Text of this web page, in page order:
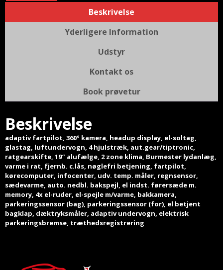
Beskrivelse
Yderligere Information
Udstyr
Kontakt os
Book prøvetur
Beskrivelse
adaptiv fartpilot, 360° kamera, headup display, el-soltag,
glastag, luftundervogn, 4 hjulstræk, aut.gear/tiptronic,
ratgearskifte, 19″ alufælge, 2 zone klima, Burmester lydanlæg,
varme i rat, fjernb. c.lås, nøglefri betjening, fartpilot,
kørecomputer, infocenter, udv. temp. måler, regnsensor,
sædevarme, auto. nedbl. bakspejl, el indst. førersæde m.
memory, 4x el-ruder, el-spejle m/varme, bakkamera,
parkeringssensor (bag), parkeringssensor (for), el betjent
bagklap, dæktryksmåler, adaptiv undervogn, elektrisk
parkeringsbremse, træthedsregistrering